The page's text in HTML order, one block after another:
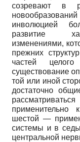
созревают в
инволюцией
развитие
изменениями,
прежних
частей целого
существование
той или иной
достаточно
применительно
шестой —
системы и в
центральной